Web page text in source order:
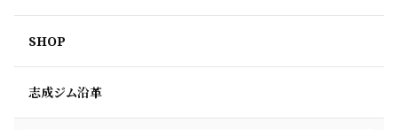
SHOP
志成ジム沿革